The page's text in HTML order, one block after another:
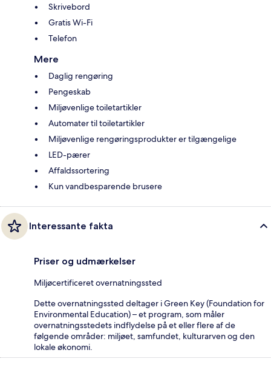
Skrivebord
Gratis Wi-Fi
Telefon
Mere
Daglig rengøring
Pengeskab
Miljøvenlige toiletartikler
Automater til toiletartikler
Miljøvenlige rengøringsprodukter er tilgængelige
LED-pærer
Affaldssortering
Kun vandbesparende brusere
Interessante fakta
Priser og udmærkelser
Miljøcertificeret overnatningssted
Dette overnatningssted deltager i Green Key (Foundation for
Environmental Education) – et program, som måler
overnatningsstedets indflydelse på et eller flere af de
følgende områder: miljøet, samfundet, kulturarven og den
lokale økonomi.